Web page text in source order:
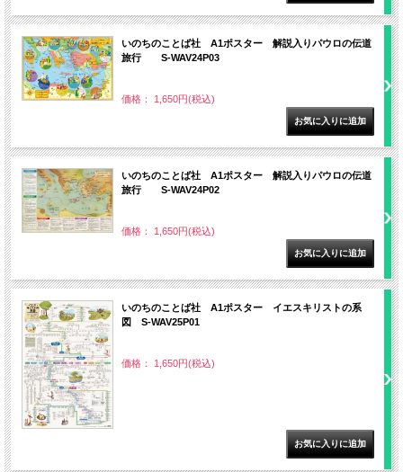
いのちのことば社 A1ポスター 解説入りパウロの伝道
旅行 S-WAV24P03
価格： 1,650円(税込)
いのちのことば社 A1ポスター 解説入りパウロの伝道
旅行 S-WAV24P02
価格： 1,650円(税込)
いのちのことば社 A1ポスター イエスキリストの系
図 S-WAV25P01
価格： 1,650円(税込)